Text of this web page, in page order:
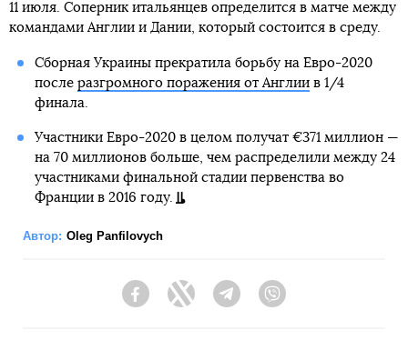
11 июля. Соперник итальянцев определится в матче между
командами Англии и Дании, который состоится в среду.
Сборная Украины прекратила борьбу на Евро-2020
после разгромного поражения от Англиив 1/4
финала.
Участники Евро-2020 в целом получат €371 миллион —
на 70 миллионов больше, чем распределили между 24
участниками финальной стадии первенства во
Франции в 2016 году.
Автор: Oleg Panfilovych
FacebookTwitter Telegram